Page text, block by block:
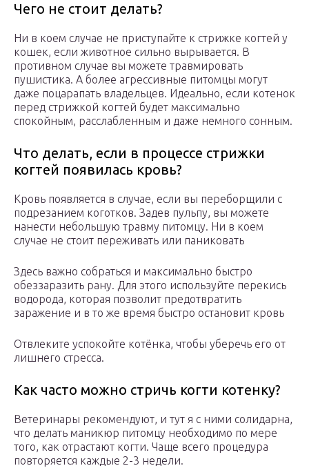
Чего не стоит делать?
Ни в коем случае не приступайте к стрижке когтей у
кошек, если животное сильно вырывается. В
противном случае вы можете травмировать
пушистика. А более агрессивные питомцы могут
даже поцарапать владельцев. Идеально, если котенок
перед стрижкой когтей будет максимально
спокойным, расслабленным и даже немного сонным.
Что делать, если в процессе стрижки
когтей появилась кровь?
Кровь появляется в случае, если вы переборщили с
подрезанием коготков. Задев пульпу, вы можете
нанести небольшую травму питомцу. Ни в коем
случае не стоит переживать или паниковать
Здесь важно собраться и максимально быстро
обеззаразить рану. Для этого используйте перекись
водорода, которая позволит предотвратить
заражение и в то же время быстро остановит кровь
Отвлеките успокойте котёнка, чтобы уберечь его от
лишнего стресса.
Как часто можно стричь когти котенку?
Ветеринары рекомендуют, и тут я с ними солидарна,
что делать маникюр питомцу необходимо по мере
того, как отрастают когти. Чаще всего процедура
повторяется каждые 2-3 недели.